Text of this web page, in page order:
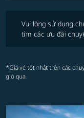
Vui lòng sử dụng
tìm các ưu đãi
*Giá vé tốt nhất trên các
giờ qua.